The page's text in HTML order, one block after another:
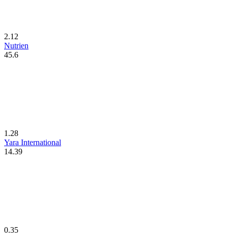
2.12
Nutrien
45.6
1.28
Yara International
14.39
0.35